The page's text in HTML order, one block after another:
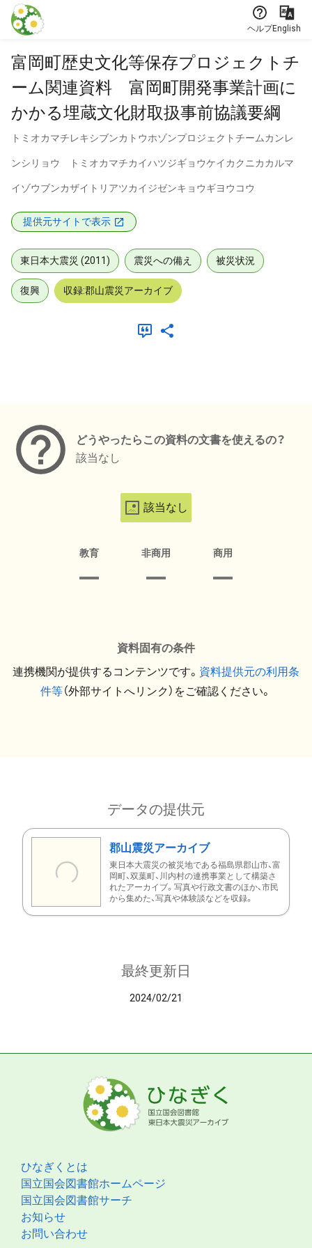
本文に飛ぶ
ヘルプEnglish
富岡町歴史文化等保存プロジェクトチ
ーム関連資料 富岡町開発事業計画に
かかる埋蔵文化財取扱事前協議要綱
トミオカマチレキシブンカトウホゾンプロジェクトチームカンレ
ンシリョウ トミオカマチカイハツジギョウケイカクニカカルマ
イゾウブンカザイトリアツカイジゼンキョウギヨウコウ
提供元サイトで表示
東日本大震災 (2011) 震災への備え 被災状況
復興 収録:郡山震災アーカイブ
どうやったらこの資料の文書を使えるの？
該当なし
該当なし
教育 非商用 商用
資料固有の条件
連携機関が提供するコンテンツです。 資料提供元の利用条
件等（外部サイトへリンク）をご確認ください。
データの提供元
郡山震災アーカイブ
東日本大震災の被災地である福島県郡山市、富
岡町、双葉町、川内村の連携事業として構築さ
れたアーカイブ。写真や行政文書のほか、市民
から集めた、写真や体験談などを収録。
最終更新日
2024/02/21
ひなぎくとは
国立国会図書館ホームページ
国立国会図書館サーチ
お知らせ
お問い合わせ